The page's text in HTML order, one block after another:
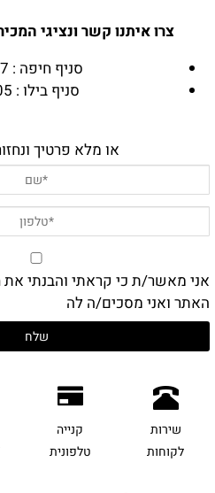
צרו איתנו קשר ונציגי
סניף חיפה : 054-5326437
סניף בילו : 054-5326105
או מלא פרטיך
אני מאשר/ת כי קראתי והבנתי את
האתר ואני מסכים/ה לה
שירות
לקוחות
קנייה
טלפונית